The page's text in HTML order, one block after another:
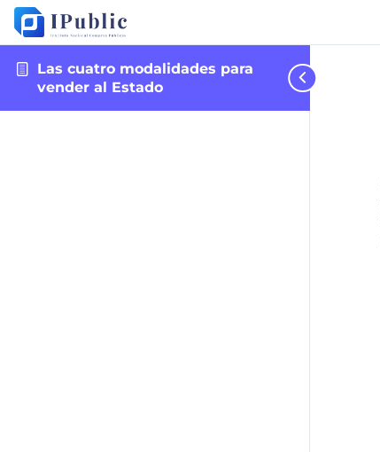
Las cuatro modalidades para
vender al Estado